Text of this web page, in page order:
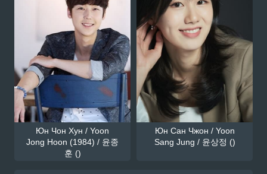
Юн Чон Хун / Yoon
Jong Hoon (1984) / 윤종
훈 ()
Юн Сан Чжон / Yoon
Sang Jung / 윤상정 ()